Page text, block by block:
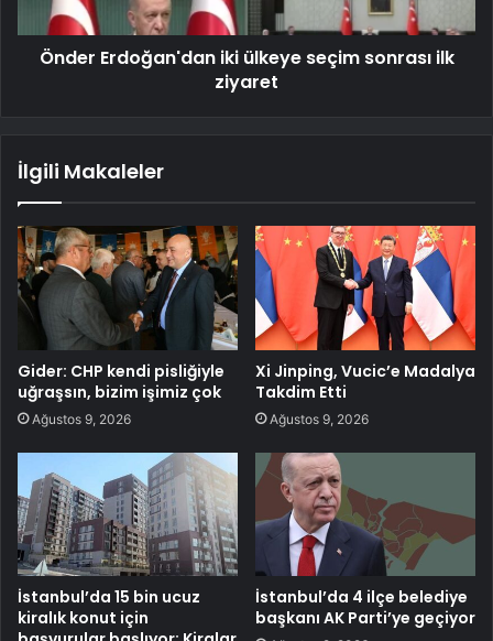
Önder Erdoğan'dan iki ülkeye seçim sonrası ilk
ziyaret
İlgili Makaleler
Gider: CHP kendi pisliğiyle
uğraşsın, bizim işimiz çok
Ağustos 9, 2026
Xi Jinping, Vucic’e Madalya
Takdim Etti
Ağustos 9, 2026
İstanbul’da 15 bin ucuz
kiralık konut için
İstanbul’da 4 ilçe belediye
başkanı AK Parti’ye geçiyor